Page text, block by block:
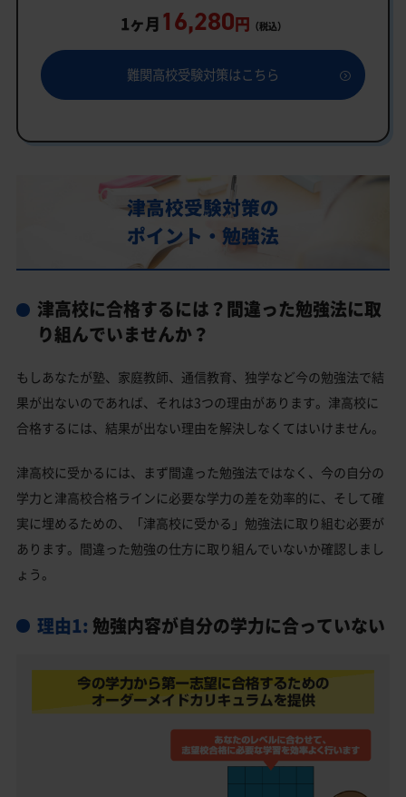
津高校受験専門のオンライン家庭教師「いつでもク
イック指導」もご用意
津高校の特徴
教育理念
津高校の偏差値
津高校合格に必要な内申点の目安
内申点の計算方法
津高校の所在地・アクセス
私立大学
津高校と偏差値が近い私立・国立高校一覧
津市の他の公立高校
津市の他の私立高校
1ヶ月 16,280円 （税込）
難関高校受験対策はこちら
津高校受験対策の
ポイント・勉強法
津高校に合格するには？間違った勉強法に取
り組んでいませんか？
もしあなたが塾、家庭教師、通信教育、独学など今の勉強法で結
果が出ないのであれば、それは3つの理由があります。津高校に
合格するには、結果が出ない理由を解決しなくてはいけません。
津高校に受かるには、まず間違った勉強法ではなく、今の自分の
学力と津高校合格ラインに必要な学力の差を効率的に、そして確
実に埋めるための、「津高校に受かる」勉強法に取り組む必要が
あります。間違った勉強の仕方に取り組んでいないか確認しまし
ょう。
理由1: 勉強内容が自分の学力に合っていない